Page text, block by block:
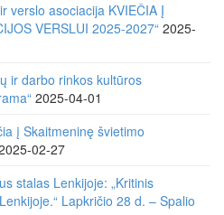
verslo asociacija KVIEČIA Į
VERSLUI 2025-2027“ 2025-
ir darbo rinkos kultūros
2025-04-01
į Skaitmeninę švietimo
02-27
stalas Lenkijoje: „Kritinis
Lapkričio 28 d. – Spalio